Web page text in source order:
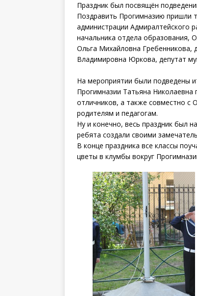
Праздник был посвящён
Поздравить Прогимназию пришли
администрации Адмиралтейского
начальника отдела образования,
Ольга Михайловна Гребенникова,
Владимировна Юркова, депутат
На мероприятии были подведены
Прогимназии Татьяна Николаевна
отличников, а также совместно с
родителям и педагогам.
Ну и конечно, весь праздник был
ребята создали своими
В конце праздника все классы
цветы в клумбы вокруг